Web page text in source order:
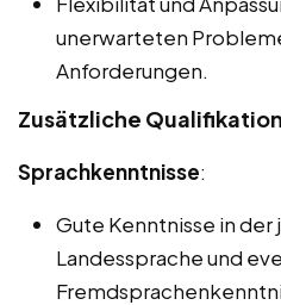
unerwarteten
Anforderungen.
Zusätzliche
Sprachkenntnisse:
Gute Kenntnisse in
Landessprache und